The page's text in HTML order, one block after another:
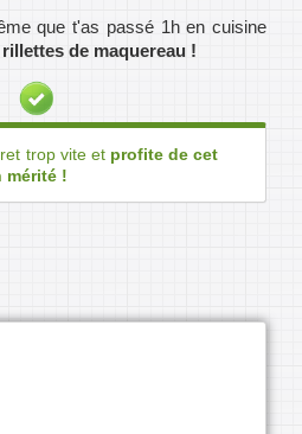
que t'as passé 1h en cuisine
de maquereau !
trop vite et profite de cet
mérité !